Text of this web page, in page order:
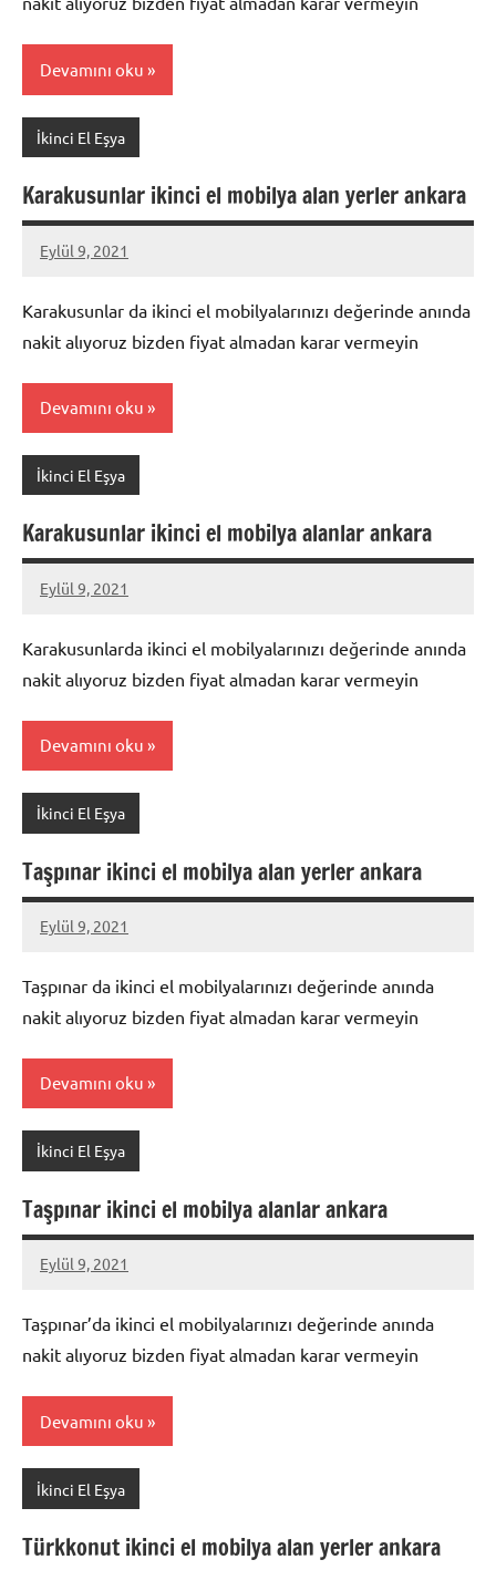
Devamını oku
İkinci El Eşya
Karakusunlar ikinci el mobilya alan yerler ankara
Eylül 9, 2021
Mustafa
Karakusunlar da ikinci el mobilyalarınızı değerinde anında
nakit alıyoruz bizden fiyat almadan karar vermeyin
Devamını oku
İkinci El Eşya
Karakusunlar ikinci el mobilya alanlar ankara
Eylül 9, 2021
Mustafa
Karakusunlarda ikinci el mobilyalarınızı değerinde anında
nakit alıyoruz bizden fiyat almadan karar vermeyin
Devamını oku
İkinci El Eşya
Taşpınar ikinci el mobilya alan yerler ankara
Eylül 9, 2021
Mustafa
Taşpınar da ikinci el mobilyalarınızı değerinde anında
nakit alıyoruz bizden fiyat almadan karar vermeyin
Devamını oku
İkinci El Eşya
Taşpınar ikinci el mobilya alanlar ankara
Eylül 9, 2021
Mustafa
Taşpınar’da ikinci el mobilyalarınızı değerinde anında
nakit alıyoruz bizden fiyat almadan karar vermeyin
Devamını oku
İkinci El Eşya
Türkkonut ikinci el mobilya alan yerler ankara